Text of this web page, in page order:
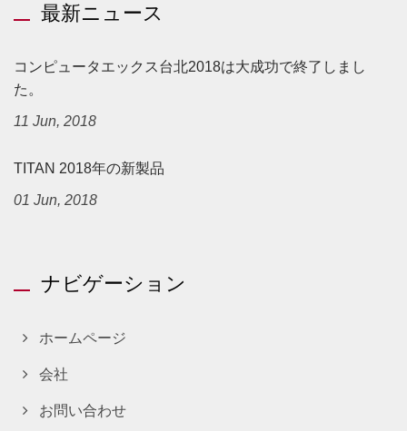
最新ニュース
コンピュータエックス台北2018は大成功で終了しまし
た。
11 Jun, 2018
TITAN 2018年の新製品
01 Jun, 2018
ナビゲーション
ホームページ
会社
お問い合わせ